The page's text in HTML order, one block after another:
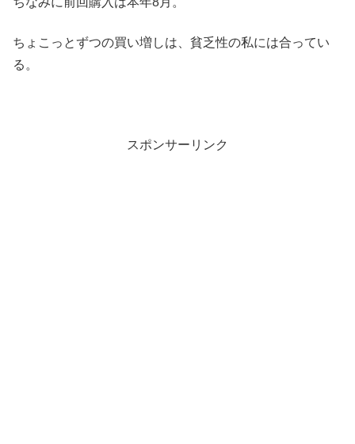
ちょこっとずつの買い増しは、貧乏性の私には合ってい
る。
スポンサーリンク